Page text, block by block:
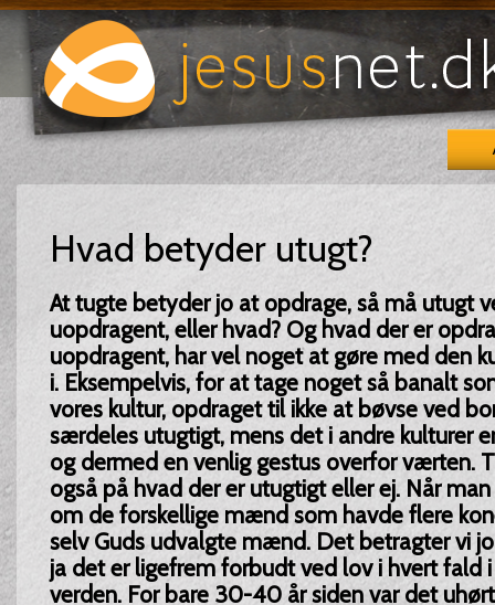
Hvad betyder utugt?
At tugte betyder jo at opdrage, så må utugt
uopdragent, eller hvad? Og hvad der er
uopdragent, har vel noget at gøre med den
i. Eksempelvis, for at tage noget så banalt
vores kultur, opdraget til ikke at bøvse ved
særdeles utugtigt, mens det i andre kulturer
og dermed en venlig gestus overfor værten.
også på hvad der er utugtigt eller ej. Når
om de forskellige mænd som havde flere
selv Guds udvalgte mænd. Det betragter vi
ja det er ligefrem forbudt ved lov i hvert fald
verden. For bare 30-40 år siden var det